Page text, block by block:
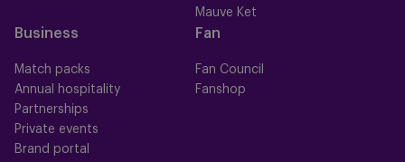
Mauve Ket
Business
Match packs
Annual hospitality
Partnerships
Private events
Brand portal
Fan
Fan Council
Fanshop